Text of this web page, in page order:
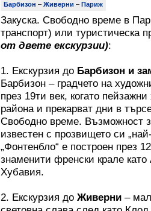
Барбизон – Живерни – Париж
Закуска. Свободно време в
транспорт) или туристическа
от двете екскурзии):
1. Екскурзия до Барбизон и
Барбизон – градчето на
през 19ти век, когато
района и прекарват дни в
Свободно време. Възможност
известен с прозвището си
„Фонтенбло“ е построен през
знаменити френски крале
Хубавия.
2. Екскурзия до Живерни –